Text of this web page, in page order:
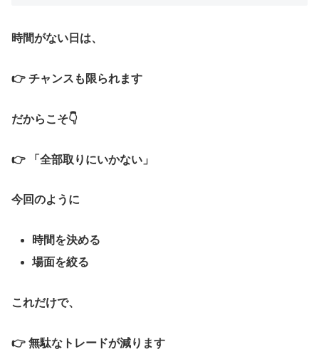
時間がない日は、
👉 チャンスも限られます
だからこそ👇
👉 「全部取りにいかない」
今回のように
時間を決める
場面を絞る
これだけで、
👉 無駄なトレードが減ります